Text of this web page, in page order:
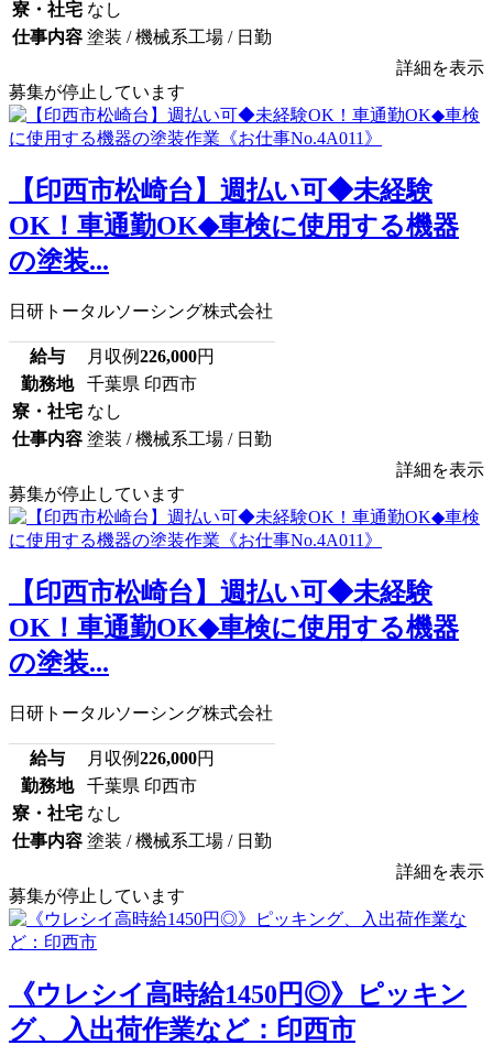
寮・社宅 なし
仕事内容 塗装 / 機械系工場 / 日勤
詳細を表示
募集が停止しています
【印西市松崎台】週払い可◆未経験
OK！車通勤OK◆車検に使用する機器
の塗装...
日研トータルソーシング株式会社
給与 月収例226,000円
勤務地
千葉県 印西市
寮・社宅 なし
仕事内容 塗装 / 機械系工場 / 日勤
詳細を表示
募集が停止しています
【印西市松崎台】週払い可◆未経験
OK！車通勤OK◆車検に使用する機器
の塗装...
日研トータルソーシング株式会社
給与 月収例226,000円
勤務地
千葉県 印西市
寮・社宅 なし
仕事内容 塗装 / 機械系工場 / 日勤
詳細を表示
募集が停止しています
《ウレシイ高時給1450円◎》ピッキン
グ、入出荷作業など：印西市